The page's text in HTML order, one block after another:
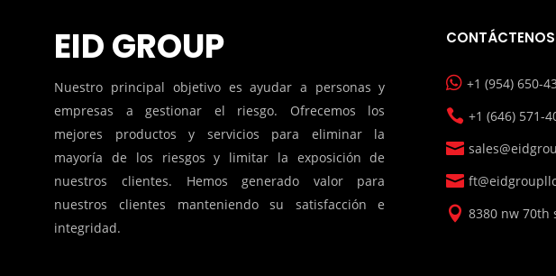
EID GROUP
Nuestro principal objetivo es ayudar a personas y
empresas a gestionar el riesgo. Ofrecemos los
mejores productos y servicios para eliminar la
mayoría de los riesgos y limitar la exposición de
nuestros clientes. Hemos generado valor para
nuestros clientes manteniendo su satisfacción e
integridad.
CONTÁCTENOS
 +1 (954) 650-
 +1 (646) 571-


 8380 nw 70th